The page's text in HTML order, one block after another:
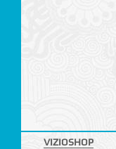
VIZIOSHOP